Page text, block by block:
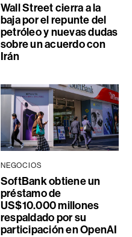
Wall Street cierra a la
baja por el repunte del
petróleo y nuevas dudas
sobre un acuerdo con
Irán
NEGOCIOS
SoftBank obtiene un
préstamo de
US$10.000 millones
respaldado por su
participación en OpenAI